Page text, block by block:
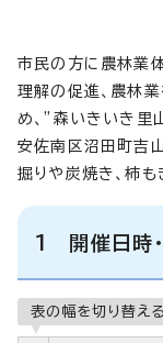
市民の方に農林業
理解の促進、農林
め、”森いきいき里
安佐南区沼田町吉
掘りや炭焼き、柿
1 開催日時
表の幅を切り替える